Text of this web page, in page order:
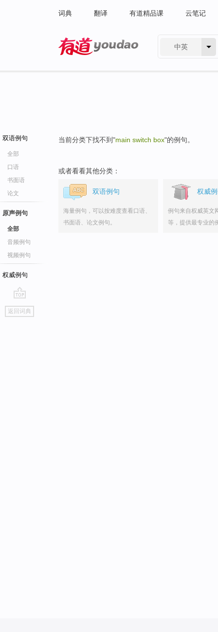
词典 翻译 有道精品课 云笔记
中英
双语例句
全部
口语
书面语
论文
原声例句
全部
音频例句
视频例句
权威例句
go
top
返回词典
当前分类下找不到"main switch box"的例句。
或者看看其他分类：
双语例句
海量例句，可以按难度查看口语、
书面语、论文例句。
权威
例句来自权威英文
等，提供最专业的